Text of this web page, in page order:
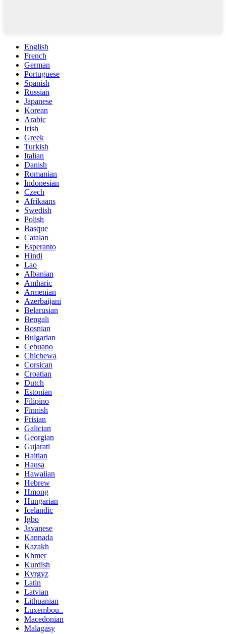
English
French
German
Portuguese
Spanish
Russian
Japanese
Korean
Arabic
Irish
Greek
Turkish
Italian
Danish
Romanian
Indonesian
Czech
Afrikaans
Swedish
Polish
Basque
Catalan
Esperanto
Hindi
Lao
Albanian
Amharic
Armenian
Azerbaijani
Belarusian
Bengali
Bosnian
Bulgarian
Cebuano
Chichewa
Corsican
Croatian
Dutch
Estonian
Filipino
Finnish
Frisian
Galician
Georgian
Gujarati
Haitian
Hausa
Hawaiian
Hebrew
Hmong
Hungarian
Icelandic
Igbo
Javanese
Kannada
Kazakh
Khmer
Kurdish
Kyrgyz
Latin
Latvian
Lithuanian
Luxembou..
Macedonian
Malagasy